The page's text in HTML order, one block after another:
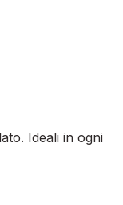
Ideali in ogni